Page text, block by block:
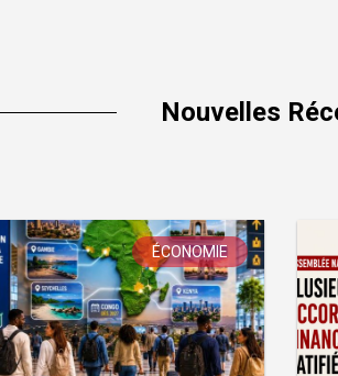
Nouvelles
ÉCONOMIE